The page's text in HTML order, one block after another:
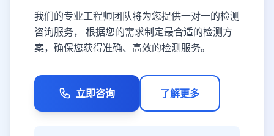
我们的专业工程师团队将为您提供一对一的检测
咨询服务， 根据您的需求制定最合适的检测方
案，确保您获得准确、高效的检测服务。
立即咨询 了解更多